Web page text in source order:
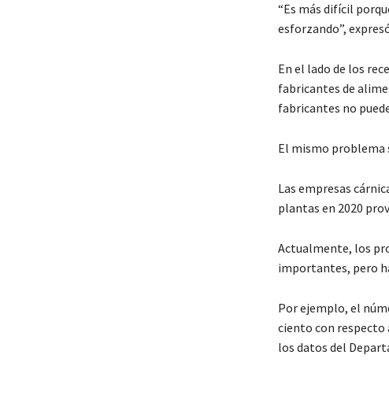
“Es más difícil
esforzando”,
En el lado de los
fabricantes de
fabricantes no
El mismo problema
Las empresas
plantas en 2020
Actualmente, los
importantes, pero
Por ejemplo, el
ciento con respecto
los datos del